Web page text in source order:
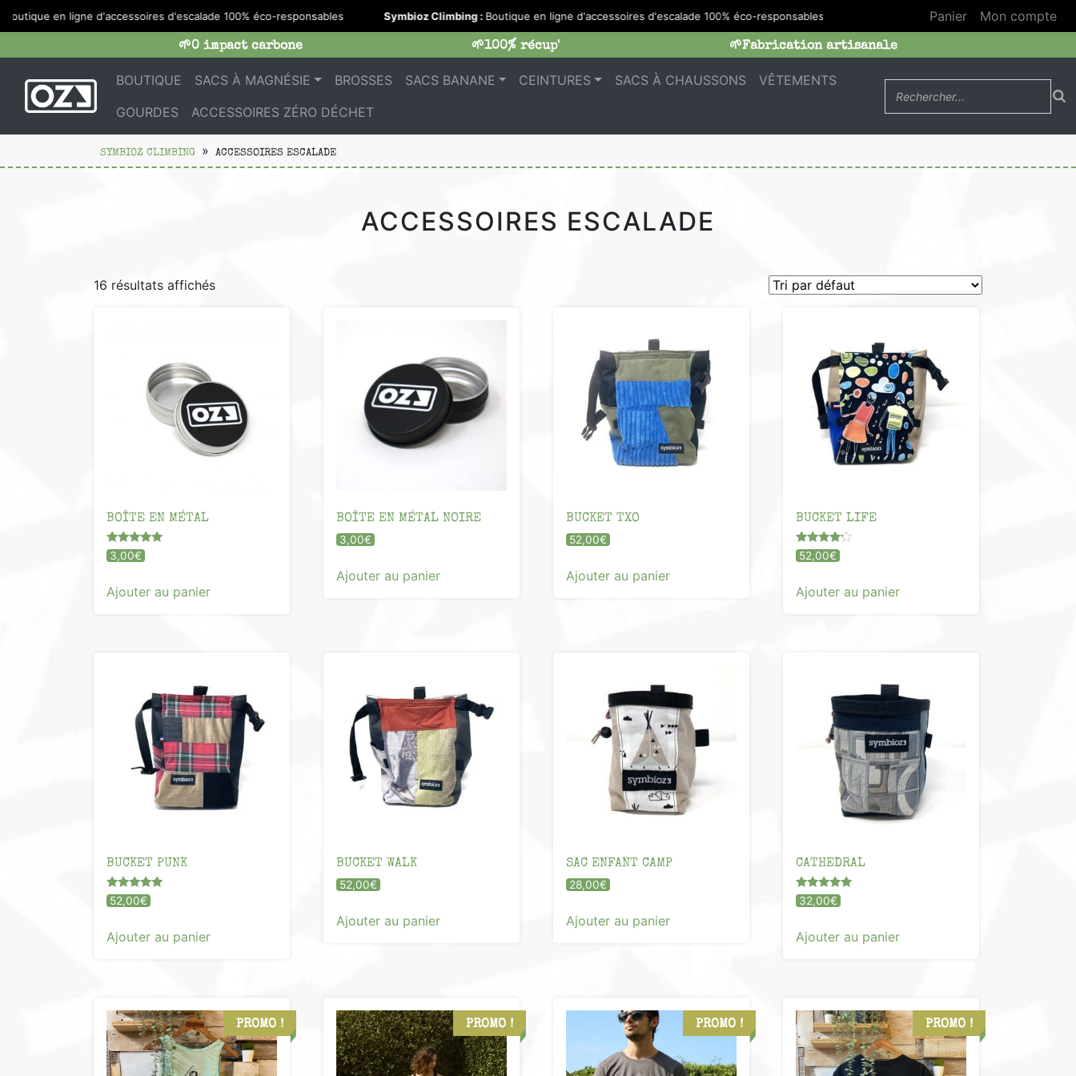
en ligne d'accessoires d'escalade 100% éco-responsables Symbioz Climbing :Boutique en ligne d'accessoires d'escalade 100% éco-responsables Panier
Mon compte
🌱0 impact carbone
🌱100% récup' 🌱Fabrication artisanale
BOUTIQUE SACS À MAGNÉSIE BROSSES SACS BANANE CEINTURES SACS À CHAUSSONS
VÊTEMENTS
GOURDES
ACCESSOIRES ZÉRO DÉCHET
SYMBIOZ CLIMBING ACCESSOIRES ESCALADE
ACCESSOIRES ESCALADE
16 résultats affichés
BOÎTE EN MÉTAL
Note
5.00
3,00€
Ajouter au panier
BOÎTE EN MÉTAL NOIRE
3,00€
Ajouter au panier
BUCKET TXO
52,00€
Ajouter au panier
BUCKET LIFE
Note
4.00
52,00€
Ajouter au panier
BUCKET PUNK
Note
5.00
52,00€
Ajouter au panier
BUCKET WALK
52,00€
Ajouter au panier
SAC ENFANT CAMP
28,00€
Ajouter au panier
CATHEDRAL
Note
5.00
32,00€
Ajouter au panier
PROMO ! PROMO ! PROMO ! PROMO !